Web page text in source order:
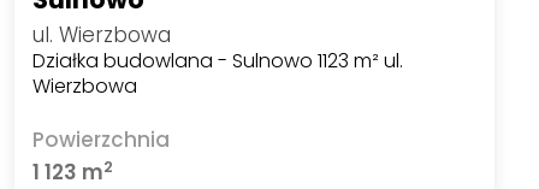
ul. Wierzbowa
Działka budowlana - Sulnowo 1123 m² ul.
Wierzbowa
Powierzchnia
1 123 m2